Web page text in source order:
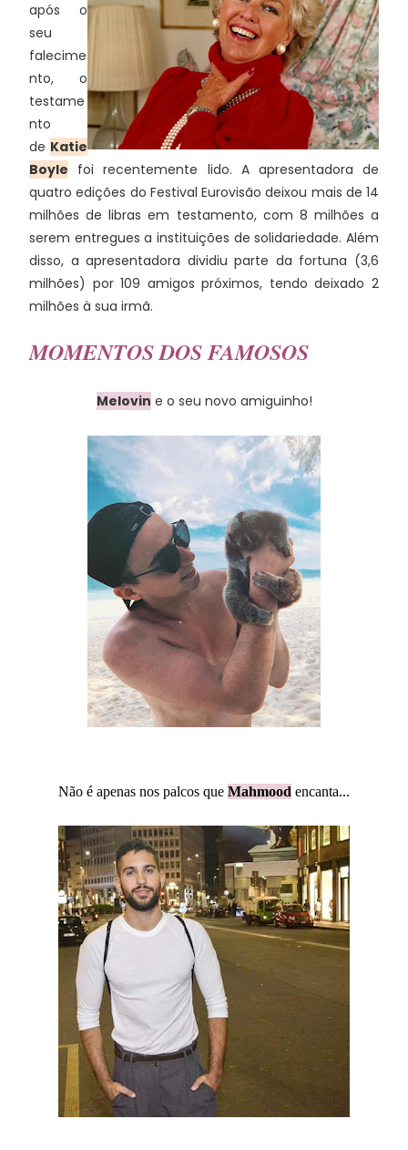
após o
seu
falecime
nto, o
testame
nto
de Katie
Boyle foi recentemente lido. A apresentadora de
quatro edições do Festival Eurovisão deixou mais de 14
milhões de libras em testamento, com 8 milhões a
serem entregues a instituições de solidariedade. Além
disso, a apresentadora dividiu parte da fortuna (3,6
milhões) por 109 amigos próximos, tendo deixado 2
milhões à sua irmã.
MOMENTOS DOS FAMOSOS
Melovin e o seu novo amiguinho!
Não é apenas nos palcos que Mahmood encanta...